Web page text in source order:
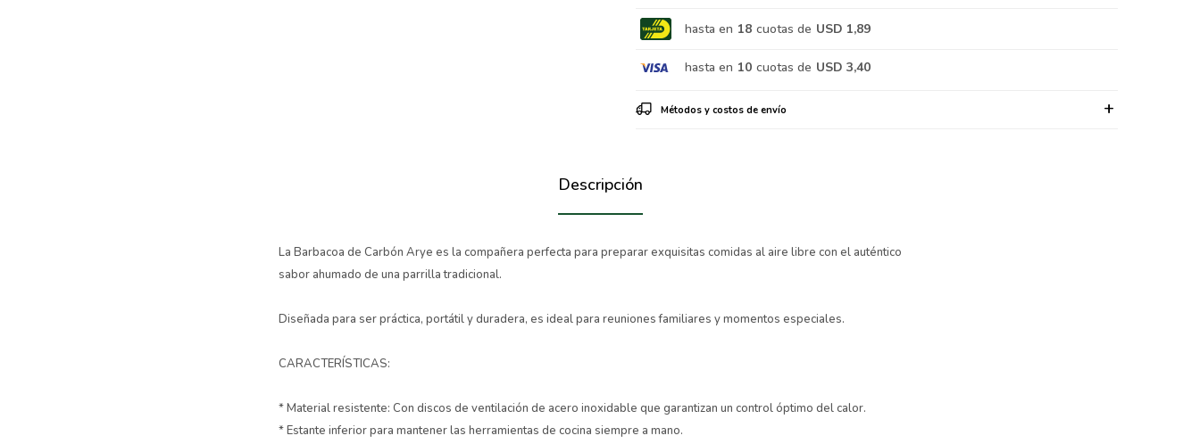
hasta en 18 cuotas de USD 1,89
hasta en 10 cuotas de USD 3,40
Métodos y costos de envío
Descripción
La Barbacoa de Carbón Arye es la compañera perfecta para preparar exquisitas comidas al aire libre con el auténtico
sabor ahumado de una parrilla tradicional.
Diseñada para ser práctica, portátil y duradera, es ideal para reuniones familiares y momentos especiales.
CARACTERÍSTICAS:
* Material resistente: Con discos de ventilación de acero inoxidable que garantizan un control óptimo del calor.
* Estante inferior para mantener las herramientas de cocina siempre a mano.